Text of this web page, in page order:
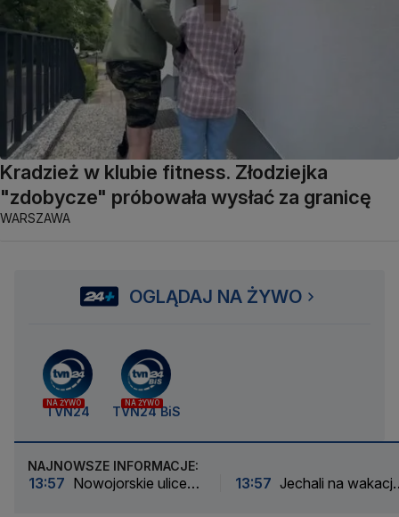
Kradzież w klubie fitness. Złodziejka
"zdobycze" próbowała wysłać za granicę
WARSZAWA
OGLĄDAJ NA ŻYWO
NA ŻYWO
TVN24
NA ŻYWO
TVN24 BiS
NAJNOWSZE INFORMACJE:
13:57 Nowojorskie ulice
13:57 Jechali na